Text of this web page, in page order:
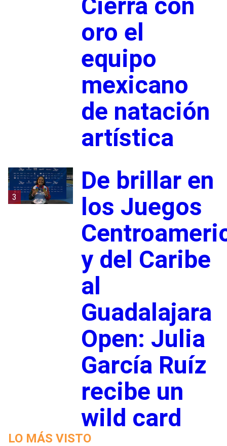
oro el
equipo
mexicano
de natación
artística
3
De brillar en
los Juegos
y del Caribe
al
Guadalajara
Open: Julia
García Ruíz
recibe un
wild card
LO MÁS VISTO